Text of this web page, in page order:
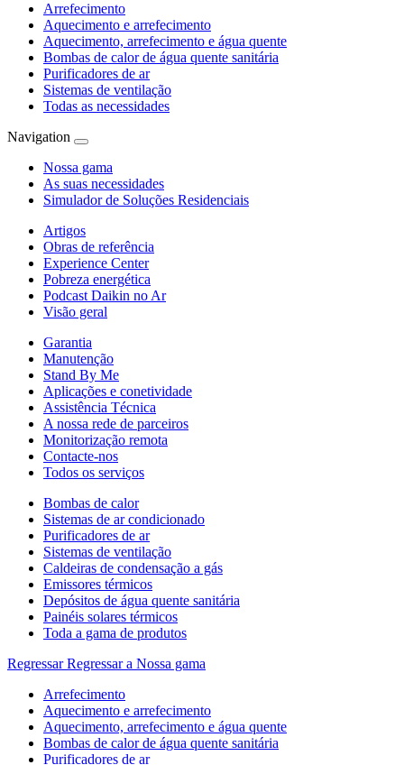
Arrefecimento
Aquecimento e arrefecimento
Aquecimento, arrefecimento e água quente
Bombas de calor de água quente sanitária
Purificadores de ar
Sistemas de ventilação
Todas as necessidades
Navigation
Nossa gama
As suas necessidades
Simulador de Soluções Residenciais
Artigos
Obras de referência
Experience Center
Pobreza energética
Podcast Daikin no Ar
Visão geral
Garantia
Manutenção
Stand By Me
Aplicações e conetividade
Assistência Técnica
A nossa rede de parceiros
Monitorização remota
Contacte-nos
Todos os serviços
Bombas de calor
Sistemas de ar condicionado
Purificadores de ar
Sistemas de ventilação
Caldeiras de condensação a gás
Emissores térmicos
Depósitos de água quente sanitária
Painéis solares térmicos
Toda a gama de produtos
Regressar Regressar a Nossa gama
Arrefecimento
Aquecimento e arrefecimento
Aquecimento, arrefecimento e água quente
Bombas de calor de água quente sanitária
Purificadores de ar